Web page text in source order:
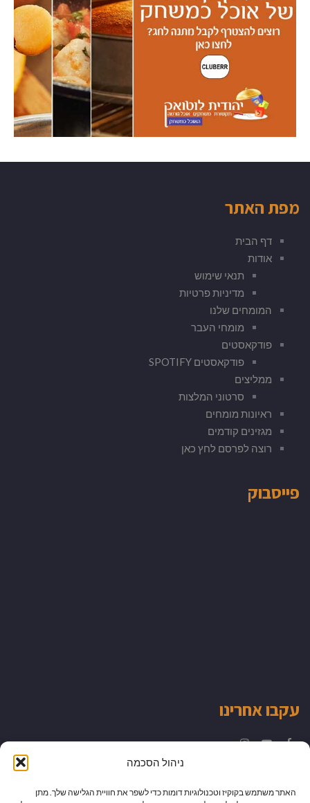
ניהול הסכמה
האתר משתמש בקוקיז וטכנולוגיות דומות כדי לשפר את חוויית הגלישה שלך. מתן
מפת האתר
דף הבית
אודות
תנאי שימוש
מדיניות פרטיות
המומחים שלנו
מומחי העבר
פודקאסטים
פודקאסטים SPOTIFY
ממליצים
סרטוני המלצות
ראיונות מומחים
מגזינים קודמים
רוצה לפרסם לחץ כאן
פייסבוק
עקבו אחרינו